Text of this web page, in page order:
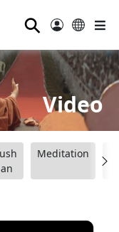
⚲
Video
Meditation